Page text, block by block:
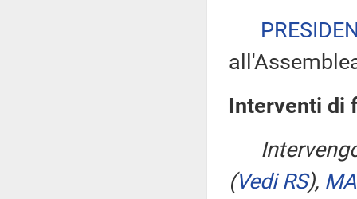
Interventi di
(Vedi RS),